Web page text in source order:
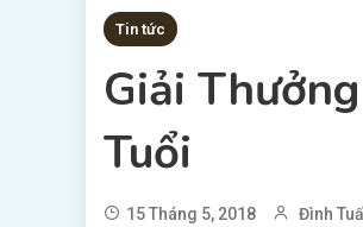
Tin tức
Giải
Tuổi
15 Tháng 5, 2018 Đình